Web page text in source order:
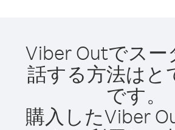
Viber Outでスー
話する方法はと
です。
購入したViber